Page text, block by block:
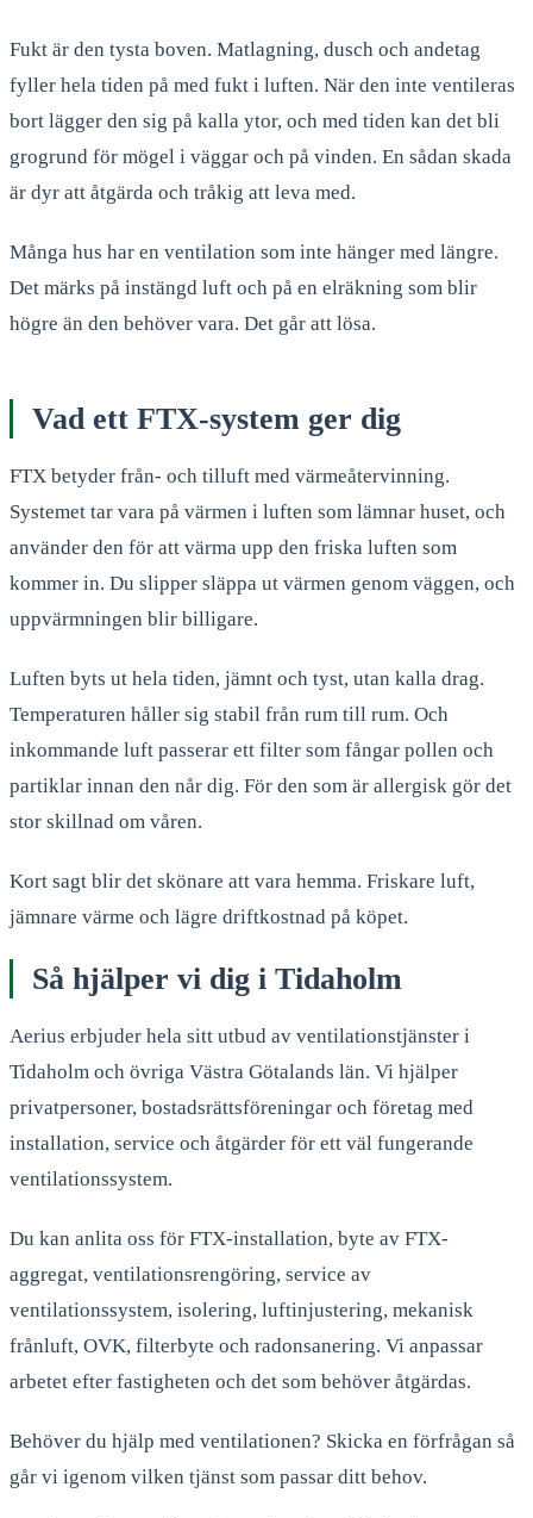
Fukt är den tysta boven. Matlagning, dusch och andetag
fyller hela tiden på med fukt i luften. När den inte ventileras
bort lägger den sig på kalla ytor, och med tiden kan det bli
grogrund för mögel i väggar och på vinden. En sådan skada
är dyr att åtgärda och tråkig att leva med.
Många hus har en ventilation som inte hänger med längre.
Det märks på instängd luft och på en elräkning som blir
högre än den behöver vara. Det går att lösa.
Vad ett FTX-system ger dig
FTX betyder från- och tilluft med värmeåtervinning.
Systemet tar vara på värmen i luften som lämnar huset, och
använder den för att värma upp den friska luften som
kommer in. Du slipper släppa ut värmen genom väggen, och
uppvärmningen blir billigare.
Luften byts ut hela tiden, jämnt och tyst, utan kalla drag.
Temperaturen håller sig stabil från rum till rum. Och
inkommande luft passerar ett filter som fångar pollen och
partiklar innan den når dig. För den som är allergisk gör det
stor skillnad om våren.
Kort sagt blir det skönare att vara hemma. Friskare luft,
jämnare värme och lägre driftkostnad på köpet.
Så hjälper vi dig i Tidaholm
Aerius erbjuder hela sitt utbud av ventilationstjänster i
Tidaholm och övriga Västra Götalands län. Vi hjälper
privatpersoner, bostadsrättsföreningar och företag med
installation, service och åtgärder för ett väl fungerande
ventilationssystem.
Du kan anlita oss för FTX-installation, byte av FTX-
aggregat, ventilationsrengöring, service av
ventilationssystem, isolering, luftinjustering, mekanisk
frånluft, OVK, filterbyte och radonsanering. Vi anpassar
arbetet efter fastigheten och det som behöver åtgärdas.
Behöver du hjälp med ventilationen? Skicka en förfrågan så
går vi igenom vilken tjänst som passar ditt behov.